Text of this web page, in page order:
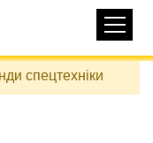
спецтехніки